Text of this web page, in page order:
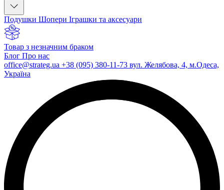
Подушки Шопери Іграшки та аксесуари
Товар з незначним браком
Блог Про нас
office@strateg.ua +38 (095) 380-11-73 вул. Желябова, 4, м.Одеса,
Україна